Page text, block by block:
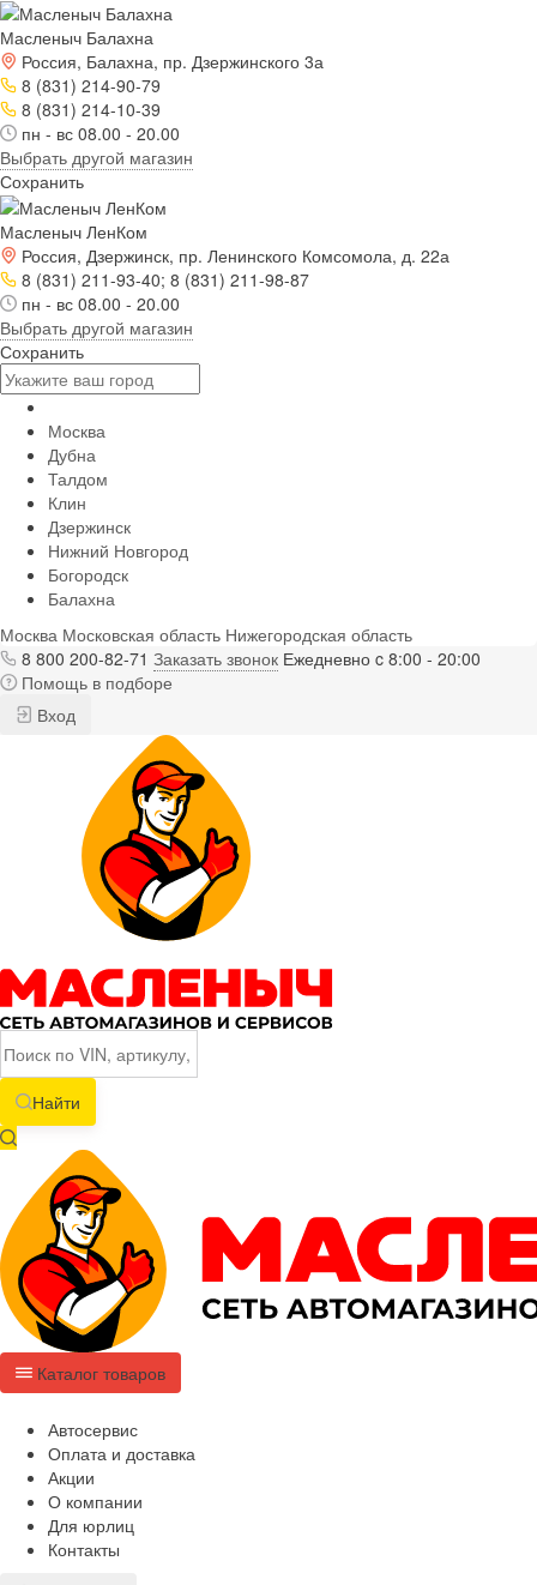
Масленыч Балахна
Россия, Балахна, пр. Дзержинского 3а
8 (831) 214-90-79
8 (831) 214-10-39
пн - вс 08.00 - 20.00
Выбрать другой магазин
Сохранить
Масленыч ЛенКом
Россия, Дзержинск, пр. Ленинского Комсомола, д. 22а
8 (831) 211-93-40; 8 (831) 211-98-87
пн - вс 08.00 - 20.00
Выбрать другой магазин
Сохранить
Москва
Дубна
Талдом
Клин
Дзержинск
Нижний Новгород
Богородск
Балахна
Москва Московская область Нижегородская область
8 800 200-82-71 Заказать звонок Ежедневно c 8:00 - 20:00
Помощь в подборе
Вход
Найти
Каталог товаров
Автосервис
Оплата и доставка
Акции
О компании
Для юрлиц
Контакты